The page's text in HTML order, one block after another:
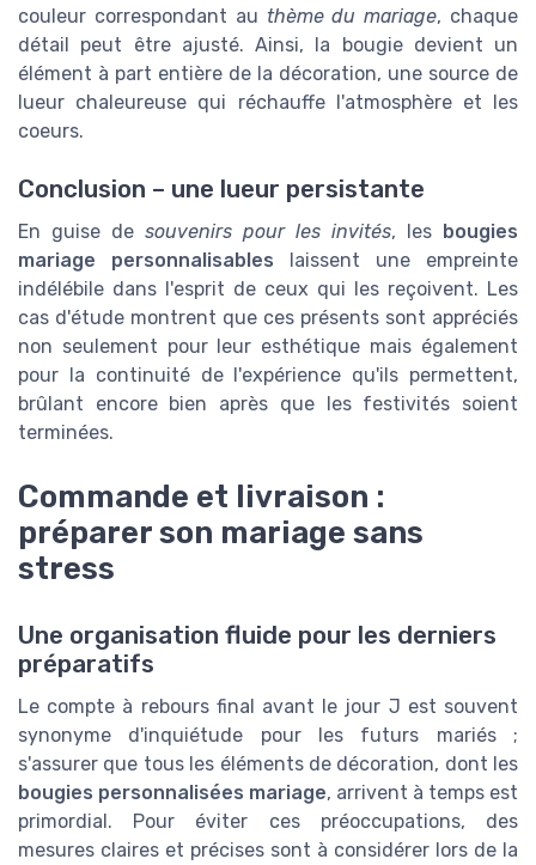
couleur correspondant au thème du mariage, chaque
détail peut être ajusté. Ainsi, la bougie devient un
élément à part entière de la décoration, une source de
lueur chaleureuse qui réchauffe l'atmosphère et les
coeurs.
Conclusion – une lueur persistante
En guise de souvenirs pour les invités, les bougies
mariage personnalisables laissent une empreinte
indélébile dans l'esprit de ceux qui les reçoivent. Les
cas d'étude montrent que ces présents sont appréciés
non seulement pour leur esthétique mais également
pour la continuité de l'expérience qu'ils permettent,
brûlant encore bien après que les festivités soient
terminées.
Commande et livraison :
préparer son mariage sans
stress
Une organisation fluide pour les derniers
préparatifs
Le compte à rebours final avant le jour J est souvent
synonyme d'inquiétude pour les futurs mariés ;
s'assurer que tous les éléments de décoration, dont les
bougies personnalisées mariage, arrivent à temps est
primordial. Pour éviter ces préoccupations, des
mesures claires et précises sont à considérer lors de la